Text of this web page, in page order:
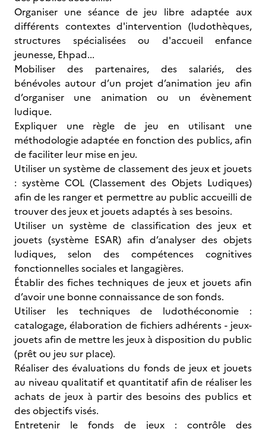
Organiser une séance de jeu libre adaptée aux
différents contextes d'intervention (ludothèques,
structures spécialisées ou d'accueil enfance
jeunesse, Ehpad...
Mobiliser des partenaires, des salariés, des
bénévoles autour d’un projet d’animation jeu afin
d’organiser une animation ou un évènement
ludique.
Expliquer une règle de jeu en utilisant une
méthodologie adaptée en fonction des publics, afin
de faciliter leur mise en jeu.
Utiliser un système de classement des jeux et jouets
: système COL (Classement des Objets Ludiques)
afin de les ranger et permettre au public accueilli de
trouver des jeux et jouets adaptés à ses besoins.
Utiliser un système de classification des jeux et
jouets (système ESAR) afin d’analyser des objets
ludiques, selon des compétences cognitives
fonctionnelles sociales et langagières.
Établir des fiches techniques de jeux et jouets afin
d’avoir une bonne connaissance de son fonds.
Utiliser les techniques de ludothéconomie :
catalogage, élaboration de fichiers adhérents - jeux-
jouets afin de mettre les jeux à disposition du public
(prêt ou jeu sur place).
Réaliser des évaluations du fonds de jeux et jouets
au niveau qualitatif et quantitatif afin de réaliser les
achats de jeux à partir des besoins des publics et
des objectifs visés.
Entretenir le fonds de jeux : contrôle des